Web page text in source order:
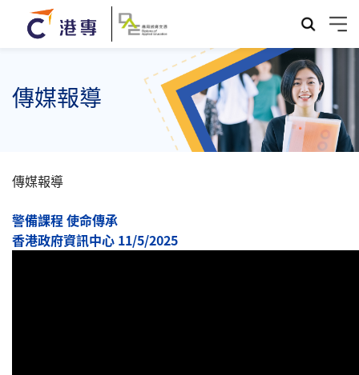
傳媒報導
傳媒報導
警備課程 使命傳承
香港政府資訊中心 11/5/2025